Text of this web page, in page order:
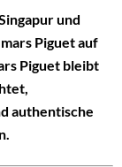
und
Piguet auf
Piguet bleibt
authentische